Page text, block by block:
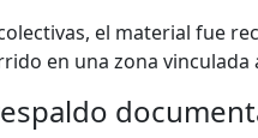
el material fue
en una zona vinculada